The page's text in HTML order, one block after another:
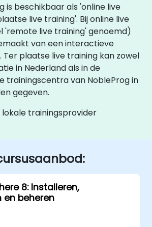
is beschikbaar als 'online live
live training'. Bij online live
'remote live training' genoemd)
van een interactieve
. Ter plaatse live training kan zowel
in Nederland als in de
trainingscentra van NobleProg in
gegeven.
lokale trainingsprovider
8: Installeren,
en beheren